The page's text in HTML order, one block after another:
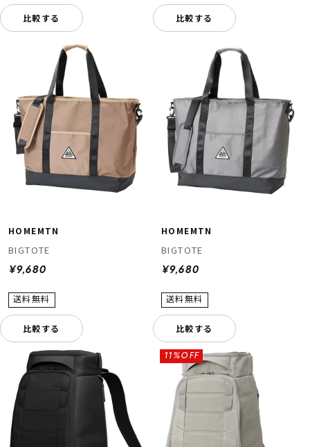
比較する 比較する
HOMEMTN
BIGTOTE
¥9,680
比較する
HOMEMTN
BIGTOTE
¥9,680
比較する
11%OFF